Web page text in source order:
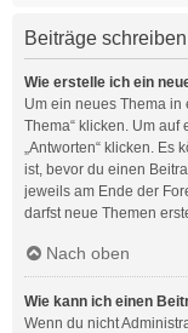
Beiträge schreiben
Wie erstelle ich ein
Um ein neues Thema in
Thema“ klicken. Um auf
„Antworten“ klicken. Es
ist, bevor du einen
jeweils am Ende der
darfst neue Themen
Nach oben
Wie kann ich einen
Wenn du nicht